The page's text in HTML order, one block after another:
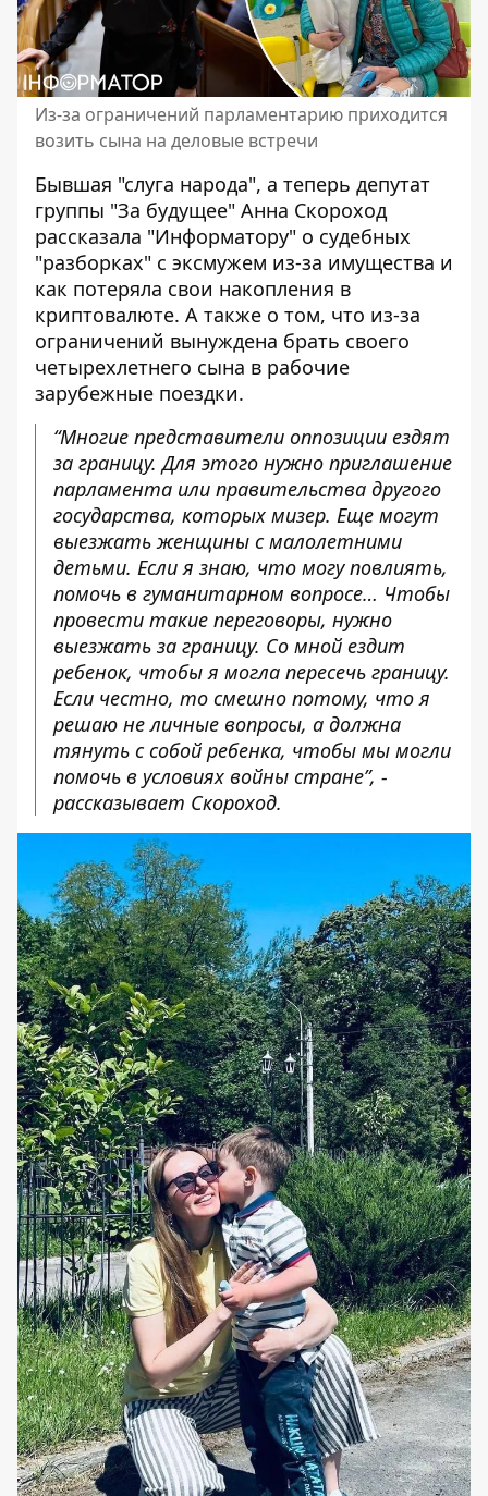
Из-за ограничений парламентарию приходится
возить сына на деловые встречи
Бывшая "слуга народа", а теперь депутат
группы "За будущее" Анна Скороход
рассказала "Информатору" о судебных
"разборках" с эксмужем из-за имущества и
как потеряла свои накопления в
криптовалюте. А также о том, что из-за
ограничений вынуждена брать своего
четырехлетнего сына в рабочие
зарубежные поездки.
“Многие представители оппозиции ездят
за границу. Для этого нужно приглашение
парламента или правительства другого
государства, которых мизер. Еще могут
выезжать женщины с малолетними
детьми. Если я знаю, что могу повлиять,
помочь в гуманитарном вопросе… Чтобы
провести такие переговоры, нужно
выезжать за границу. Со мной ездит
ребенок, чтобы я могла пересечь границу.
Если честно, то смешно потому, что я
решаю не личные вопросы, а должна
тянуть с собой ребенка, чтобы мы могли
помочь в условиях войны стране”, -
рассказывает Скороход.